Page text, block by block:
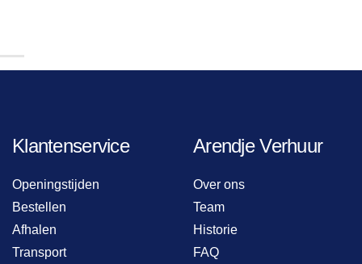
Klantenservice
Openingstijden
Bestellen
Afhalen
Transport
Arendje Verhuur
Over ons
Team
Historie
FAQ